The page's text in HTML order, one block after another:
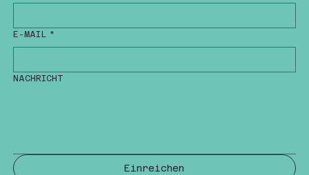
E-MAIL *
NACHRICHT
Einreichen